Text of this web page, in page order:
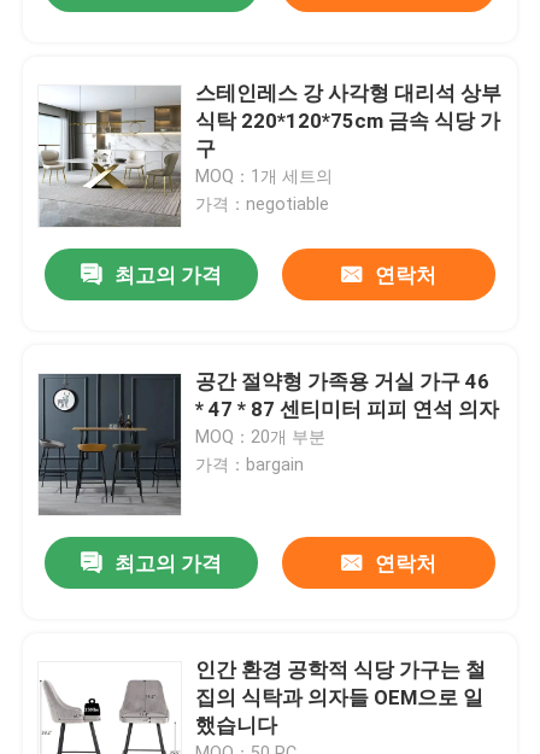
제품
우리에 대하여
공장 여행
연락주세요
인용문을 요구하세요
집의 공간 가구
공간 가구를 정찬을 대접하기
스테인레스 강 사각형 대리석 상부
식탁 220*120*75cm 금속 식당 가
구
MOQ：1개 세트의
가격：negotiable
최고의 가격 연락처
공간 절약형 가족용 거실 가구 46
* 47 * 87 센티미터 피피 연석 의자
MOQ：20개 부분
가격：bargain
최고의 가격 연락처
인간 환경 공학적 식당 가구는 철
집의 식탁과 의자들 OEM으로 일
했습니다